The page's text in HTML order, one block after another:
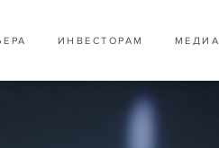
ИНВЕСТОРАМ МЕДИА